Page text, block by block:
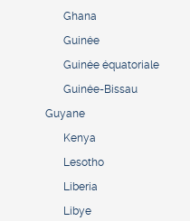
Ghana
Guinée
Guinée équatoriale
Guinée-Bissau
Guyane
Kenya
Lesotho
Liberia
Libye